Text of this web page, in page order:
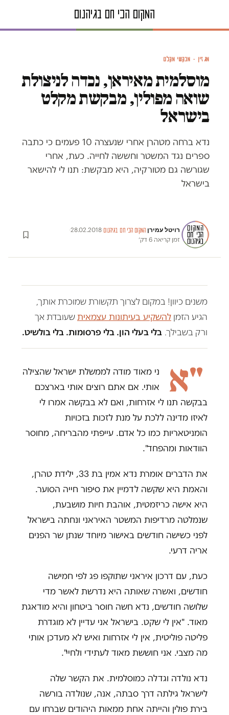
רוצה להיות ישראלית. נדא אמין
מגזין · מבקשי מקלט
מוסלמית מאיראן, נכדה לניצולת
שואה מפולין, מבקשת מקלט
בישראל
נדא ברחה מטהרן אחרי שנעצרה 10 פעמים כי כתבה
ספרים נגד המשטר וחששה לחייה. כעת, אחרי
שגורשה גם מטורקיה, היא מבקשת: תנו לי להישאר
בישראל
רויטל עמירן·המקום הכי חם בגיהנום·
28.02.2018
·
זמן קריאה 6 דק׳
משנים כיוון! במקום לצרוך תקשורת שמוכרת אותך,
הגיע הזמן להשקיע בעיתונות עצמאיתשעובדת אך
ורק בשבילך. בלי בעלי הון. בלי פרסומות. בלי בולשיט.
"א
ני מאוד מודה לממשלת ישראל שהצילה
אותי. אם אתם רוצים אותי בארצכם
בבקשה תנו לי אזרחות, ואם לא בבקשה אמרו לי
לאיזו מדינה ללכת על מנת לזכות בזכויות
הומניטאריות כמו כל אדם. עייפתי מהבריחה, מחוסר
הוודאות ומהפחד".
את הדברים אומרת נדא אמין בת 33, ילידת טהרן,
והאמת היא שקשה לדמיין את סיפור חייה הסוער.
היא אישה כריזמטית, אוהבת חיות מושבעת,
שנמלטה מרדיפות המשטר האיראני ונחתה בישראל
לפני כשישה חודשים באישור מיוחד שנתן שר הפנים
אריה דרעי.
כעת, עם דרכון איראני שתוקפו פג לפי חמישה
חודשים, ואשרה שאותה היא נדרשת לאשר מדי
שלושה חודשים, נדא חשה חוסר ביטחון והיא מודאגת
מאוד. "אין לי שקט. בישראל אני עדיין לא מוגדרת
פליטה פוליטית, אין לי אזרחות ואיש לא מעדכן אותי
מה מצבי. אני חוששת מאוד לעתידי ולחיי".
נדא נולדה וגדלה כמוסלמית. את הקשר שלה
לישראל גילתה דרך סבתה, אנה, שנולדה בורשה
בירת פולין והייתה אחת ממאות היהודים שברחו עם